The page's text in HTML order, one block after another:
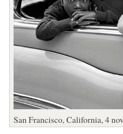
San Francisco, California, 4